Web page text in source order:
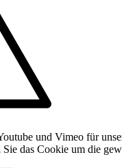
und Vimeo für
das Cookie um die